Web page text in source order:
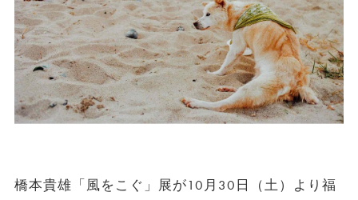
橋本貴雄「風をこぐ」展が10月30日（土）より福